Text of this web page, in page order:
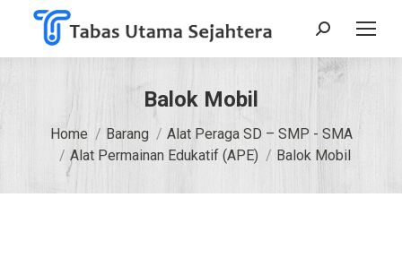
Search:
Balok Mobil
You are here:
Home Barang
Alat Peraga SD – SMP - SMA
Alat Permainan Edukatif (APE)
Balok Mobil